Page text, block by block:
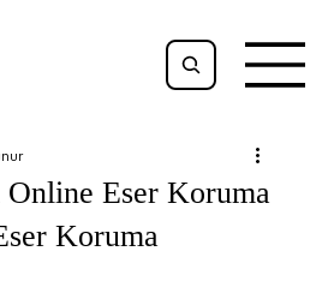
Online Eser Koruma
Koruma